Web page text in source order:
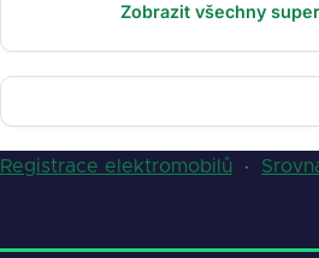
Zobrazit všechny
Registrace elektromobilů ·